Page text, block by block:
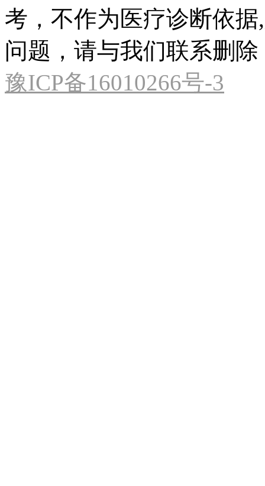
考，不作为医疗诊断依
问题，请与我们联系删除
豫ICP备16010266号-3